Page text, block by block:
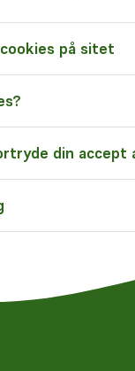
på sitet
din accept